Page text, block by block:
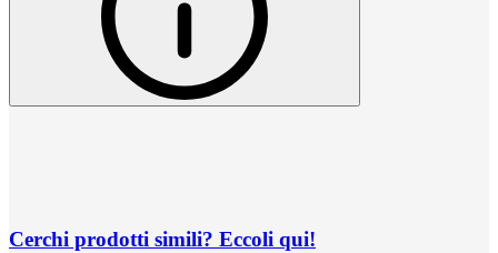
Cerchi prodotti simili? Eccoli qui!